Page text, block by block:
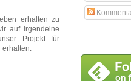
erhalten zu
auf irgendeine
Projekt für